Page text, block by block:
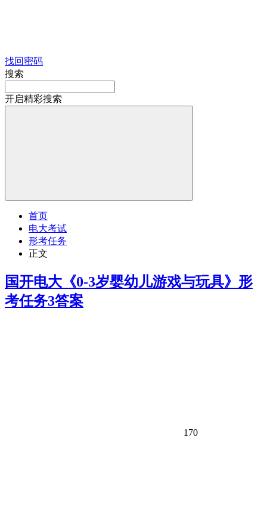
找回密码
搜索
开启精彩搜索
首页
电大考试
形考任务
正文
国开电大《0-3岁婴幼儿游戏与玩具》形
考任务3答案
170